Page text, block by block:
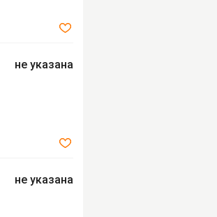
не указана
не указана